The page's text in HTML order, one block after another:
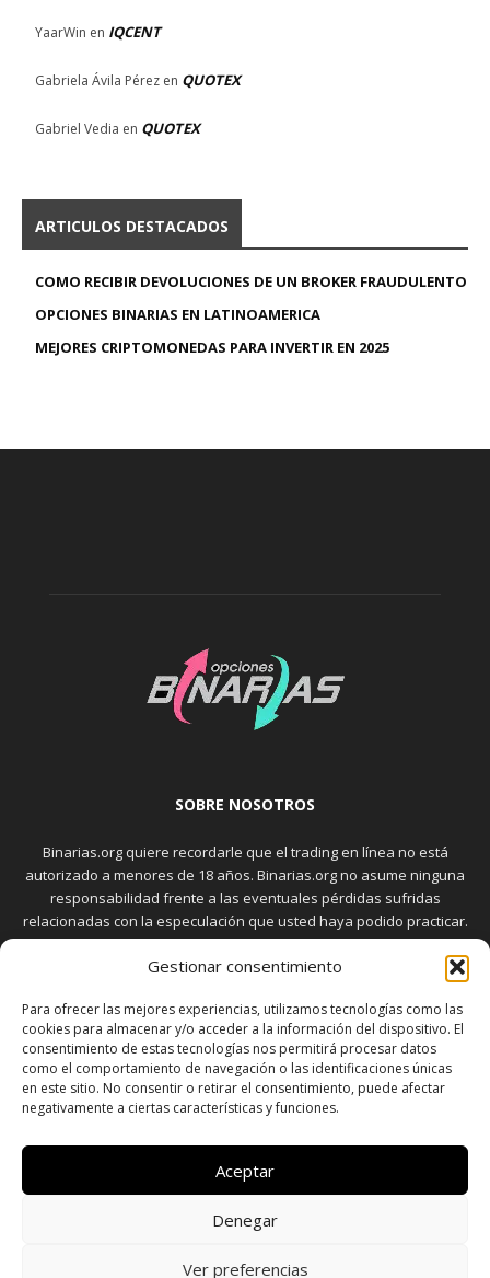
Gestionar consentimiento
Para ofrecer las mejores experiencias, utilizamos tecnologías como las
cookies para almacenar y/o acceder a la información del dispositivo. El
consentimiento de estas tecnologías nos permitirá procesar datos
como el comportamiento de navegación o las identificaciones únicas
en este sitio. No consentir o retirar el consentimiento, puede afectar
negativamente a ciertas características y funciones.
Aceptar
Denegar
Ver preferencias
YaarWin en IQCENT
Gabriela Ávila Pérez en QUOTEX
Gabriel Vedia en QUOTEX
ARTICULOS DESTACADOS
COMO RECIBIR DEVOLUCIONES DE UN BROKER FRAUDULENTO
OPCIONES BINARIAS EN LATINOAMERICA
MEJORES CRIPTOMONEDAS PARA INVERTIR EN 2025
SOBRE NOSOTROS
Binarias.org quiere recordarle que el trading en línea no está
autorizado a menores de 18 años. Binarias.org no asume ninguna
responsabilidad frente a las eventuales pérdidas sufridas
relacionadas con la especulación que usted haya podido practicar.
El trading en el mercado de opciones binarias implica riesgos
elevados. Usted debe conocer y aceptar estos riesgos, que
transacciones bursátiles.
SÍGUENOS
SITEMAP POLÍTICA DE COOKIES (UE)